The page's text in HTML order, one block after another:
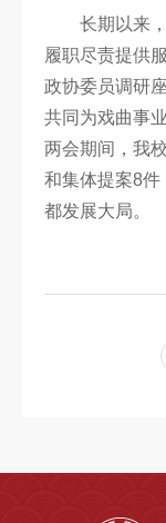
长期以来
履职尽责提供
政协委员调研
共同为戏曲事
两会期间，我
和集体提案8件
都发展大局。